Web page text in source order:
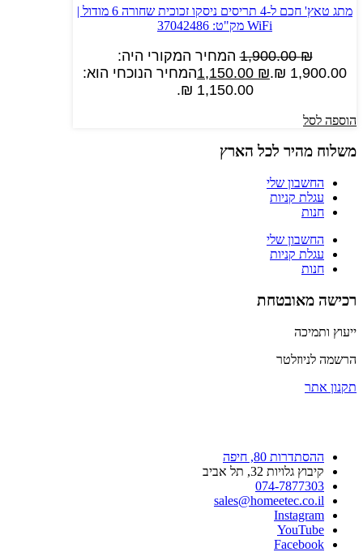
מתג טאץ' חכם ל-4 תריסים ניסקו זכוכית שחורה 6 מודול |
WiFi מק"ט: 37042486
1,900.00₪
המחיר המקורי היה:
1,900.00 ₪.
1,150.00 ₪
המחיר הנוכחי הוא:
1,150.00 ₪.
הוספה לסל
משלוח מהיר לכל הארץ
החשבון שלי
עגלת קניות
חנות
החשבון שלי
עגלת קניות
חנות
רכישה מאובטחת
ייעוץ ותמיכה
הרשמה לניוזלטר
תקנון אתר
ההסתדרות 80, חיפה
קיבוץ גלויות 32, תל אביב
074-7877303
sales@homeetec.co.il
Instagram
YouTube
Facebook